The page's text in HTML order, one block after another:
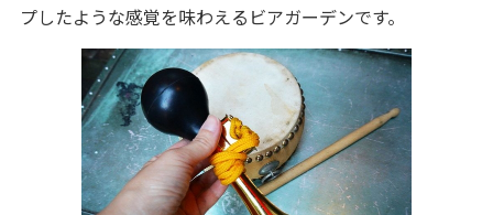
プしたような感覚を味わえるビアガーデンです。